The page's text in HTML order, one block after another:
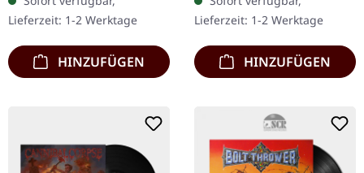
Withered liefern mit
"Grief Relic" ein…
Lieferzeit: 1-2 Werktage
HINZUFÜGEN
mit Bonus-Song. Limitiert
auf 500…
Lieferzeit: 1-2 Werktage
HINZUFÜGEN